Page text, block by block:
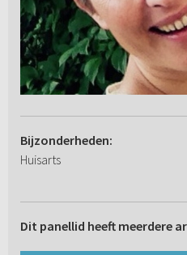
Bijzonderheden:
Huisarts
Dit panellid heeft meerdere